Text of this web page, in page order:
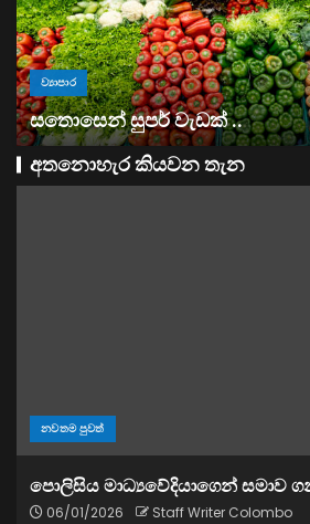
ව්‍යාපාර
සතොසෙන් සුපර් වැඩක් ..
අතනොහැර කියවන තැන
නවතම පුවත්
පොලිසිය මාධ්‍යවේදියාගෙන් සමාව
06/01/2026 Staff Writer Colombo